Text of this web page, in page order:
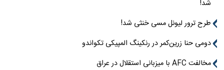
شد!
طرح ترور لیونل مسی خنثی شد!
دومی حنا زرین‌کمر در رنکینگ المپیکی تکواندو
مخالفت AFC با میزبانی استقلال در عراق